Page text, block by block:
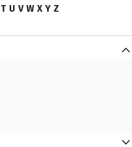
T U V W X Y Z